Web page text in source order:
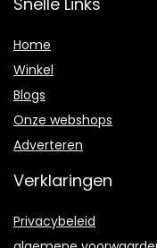
Home
Winkel
Blogs
Onze webshops
Adverteren
Verklaringen
Privacybeleid